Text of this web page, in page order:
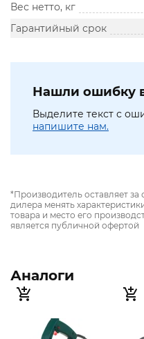
Вес нетто, кг
Гарантийный срок
Нашли ошибку
Выделите текст с
напишите нам.
*Производитель оставляет
дилера менять
товара и место его
является публичной офертой
Аналоги